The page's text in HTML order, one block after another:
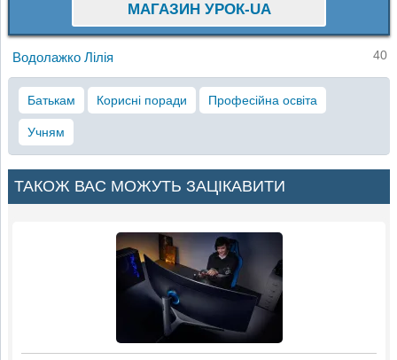
МАГАЗИН УРОК-UA
Водолажко Лілія 40
Батькам Корисні поради Професійна освіта
Учням
ТАКОЖ ВАС МОЖУТЬ ЗАЦІКАВИТИ